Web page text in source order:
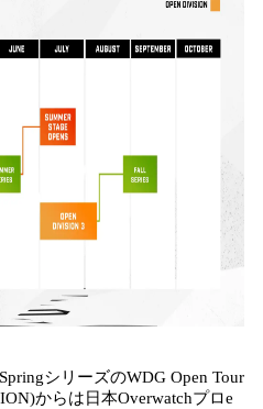
シリーズのWDG Open Tour
からは日本Overwatchプロe